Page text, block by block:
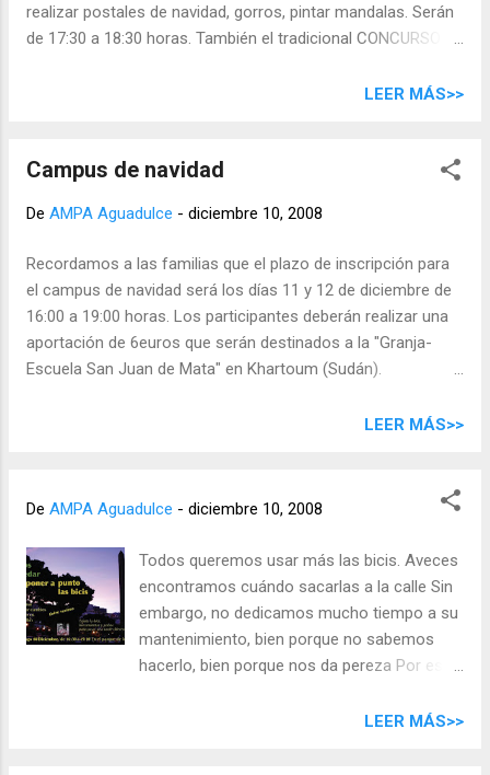
realizar postales de navidad, gorros, pintar mandalas. Serán
de 17:30 a 18:30 horas. También el tradicional CONCURSO DE
familias pueden contribuir a la comida y traer lo que se les
Refrescos o zumos. - 5º o 6º de primaria: Chocolatinas o
preparación del viaje de fin de curso y al final tendrá lugar el
música celta-folk FANEROQUE que tocará además de su
repertorio habitual,algunos villancicos y con los que
podremos mover un rato el esqueleto. IMPORTANTE - Los
niños de infantil a 5º de primaria NO PODRÁN ACUDIR
SOLOS , es necesario que v...
LEER MÁS>>
Campus de navidad
De AMPA Aguadulce - diciembre 10, 2008
Recordamos a las familias que el plazo de inscripción para
el campus de navidad será los días 11 y 12 de diciembre de
16:00 a 19:00 horas. Los participantes deberán realizar una
aportación de 6euros que serán destinados a la "Granja-
Escuela San Juan de Mata" en Khartoum (Sudán).
el CEIP Aguadulce) suelen agotarse el primer día. También
Acogida temprana : de 7:30 a 8:30 horas Actividades : de
información Folleto en pdf Programa municipal de
actividades educativas
LEER MÁS>>
De AMPA Aguadulce - diciembre 10, 2008
Todos queremos usar más las bicis. Aveces
encontramos cuándo sacarlas a la calle Sin
embargo, no dedicamos mucho tiempo a su
mantenimiento, bien porque no sabemos
hacerlo, bien porque nos da pereza Por eso
las 16:30 en el parque de los Patos (entre el
LEER MÁS>>